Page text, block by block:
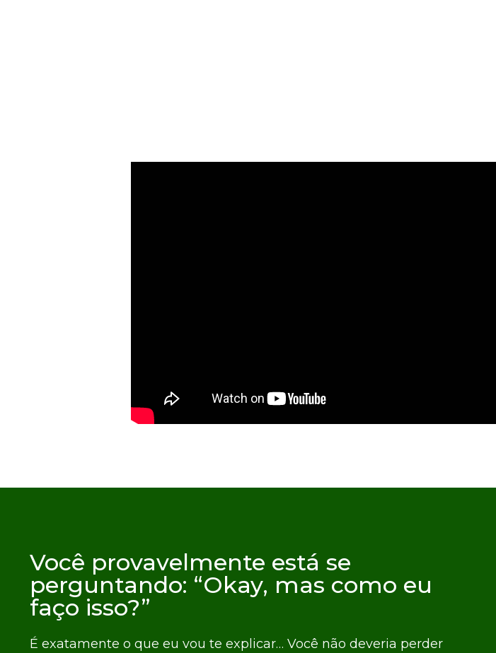
Você provavelmente está se
perguntando: “Okay, mas como eu
faço isso?”
É exatamente o que eu vou te explicar… Você não deveria perder